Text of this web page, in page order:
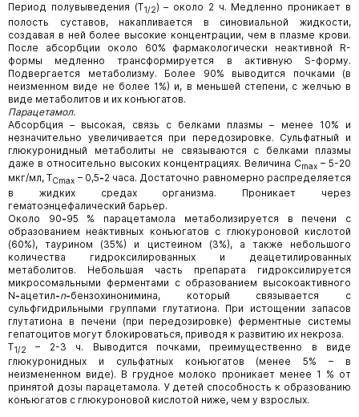
Период полувыведения (T1/2) – около 2 ч. Медленно проникает в
полость суставов, накапливается в синовиальной жидкости,
создавая в ней более высокие концентрации, чем в плазме крови.
После абсорбции около 60% фармакологически неактивной R-
формы медленно трансформируется в активную S-форму.
Подвергается метаболизму. Более 90% выводится почками (в
неизменном виде не более 1%) и, в меньшей степени, с желчью в
виде метаболитов и их конъюгатов.
Парацетамол.
Абсорбция – высокая, связь с белками плазмы – менее 10% и
незначительно увеличивается при передозировке. Сульфатный и
глюкуронидный метаболиты не связываются с белками плазмы
даже в относительно высоких концентрациях. Величина Cmax – 5-20
мкг/мл, TCmax – 0,5-2 часа. Достаточно равномерно распределяется
в жидких средах организма. Проникает через
гематоэнцефалический барьер.
Около 90-95 % парацетамола метаболизируется в печени с
образованием неактивных конъюгатов с глюкуроновой кислотой
(60%), таурином (35%) и цистеином (3%), а также небольшого
количества гидроксилированных и деацетилированных
метаболитов. Небольшая часть препарата гидроксилируется
микросомальными ферментами с образованием высокоактивного
N-ацетил-n-бензохинонимина, который связывается с
сульфгидрильными группами глутатиона. При истощении запасов
глутатиона в печени (при передозировке) ферментные системы
гепатоцитов могут блокироваться, приводя к развитию их некроза.
T1/2
– 2-3 ч. Выводится почками, преимущественно в виде
глюкуронидных и сульфатных конъюгатов (менее 5% – в
неизмененном виде). В грудное молоко проникает менее 1 % от
принятой дозы парацетамола. У детей способность к образованию
конъюгатов с глюкуроновой кислотой ниже, чем у взрослых.